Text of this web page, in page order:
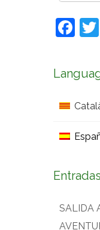
SALIDA